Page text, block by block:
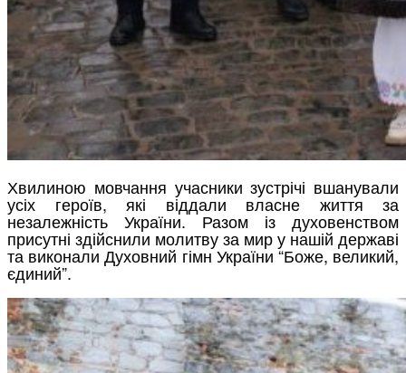
Хвилиною мовчання учасники зустрічі вшанували
усіх героїв, які віддали власне життя за
незалежність України. Разом із духовенством
присутні здійснили молитву за мир у нашій державі
та виконали Духовний гімн України “Боже, великий,
єдиний”.